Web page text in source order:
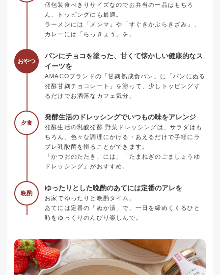
個包装食べきりサイズなのでお弁当の一品はもちろ
ん、トッピングにも最適。
ラーメンには「メンマ」や「すぐきかぶらきざみ」、
カレーには「らっきょう」を。
おやつ
パンにチョコを塗った、甘くて懐かしい健康的なス
イーツを
AMACOブランドの「甘麹熟成食パン」に「パンにぬる
発酵甘麹チョコレート」を塗って、少しトッピングす
るだけでお洒落なカフェ気分。
夕食
発酵生活のドレッシングでいつもの味をアレンジ
発酵生活の乳酸発酵 野菜ドレッシングは、サラダはも
ちろん、色々な調理にかける・あえるだけで手軽にラ
ブレ乳酸菌を摂ることができます。
「かつおのたたき」には、「たまねぎのごましょうゆ
ドレッシング」がおすすめ。
晩酌
ゆったりとした晩酌のあてには定番のアレを
お家でゆったりと晩酌タイム。
あてには定番の「ぬか漬」で、一日を締めくくるひと
時をゆっくりのんびり楽しんで。